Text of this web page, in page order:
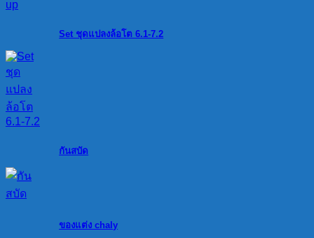
Set ชุดแปลงล้อโต 6.1-7.2
กันสบัด
ของแต่ง chaly